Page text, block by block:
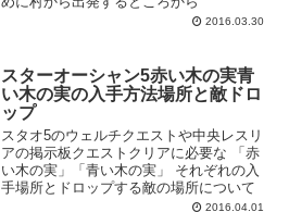
2016.03.30
スターオーシャン5赤い木の実青
い木の実の入手方法場所と敵ドロ
ップ
スタオ5のウェルチクエストや中央レスリ
アの掲示板クエストクリアに必要な 「赤
い木の実」「青い木の実」 それぞれの入
手場所とドロップする敵の場所について
2016.04.01